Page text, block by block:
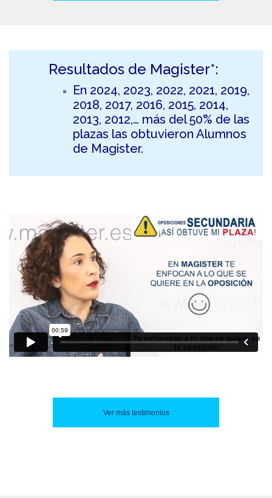
Resultados de Magister*:
En 2024, 2023, 2022, 2021, 2019,
2018, 2017, 2016, 2015, 2014,
2013, 2012,… más del 50% de las
plazas las obtuvieron Alumnos
de Magister.
Ver más testimonios